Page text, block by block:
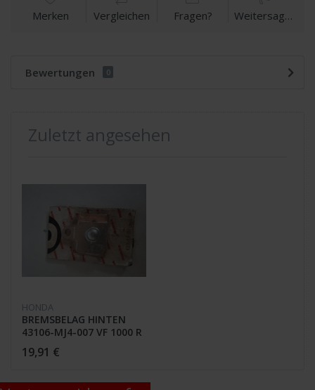
Merken Vergleichen Fragen? Weitersagen
Bewertungen 0
Zuletzt angesehen
HONDA
BREMSBELAG HINTEN
43106-MJ4-007 VF 1000 R
19,91 €